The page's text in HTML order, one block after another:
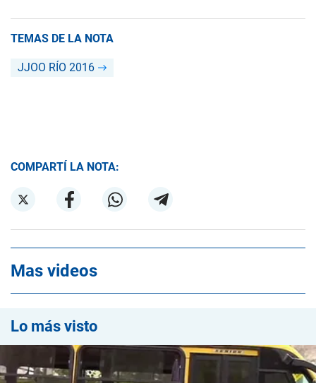
TEMAS DE LA NOTA
JJOO RÍO 2016
COMPARTÍ LA NOTA:
Mas videos
Lo más visto